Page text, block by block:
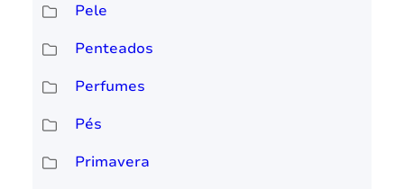
Pele
Penteados
Perfumes
Pés
Primavera